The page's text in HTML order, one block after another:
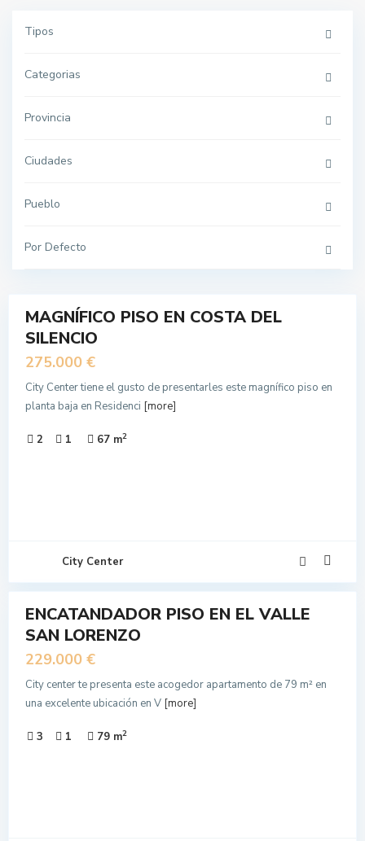
Tipos
Categorias
Provincia
Ciudades
Pueblo
Por Defecto
MAGNÍFICO PISO EN COSTA DEL
SILENCIO
275.000 €
City Center tiene el gusto de presentarles este magnífico piso en
planta baja en Residenci [more]
2 1 67 m2
City Center
ENCATANDADOR PISO EN EL VALLE
SAN LORENZO
229.000 €
City center te presenta este acogedor apartamento de 79 m² en
una excelente ubicación en V [more]
3 1 79 m2